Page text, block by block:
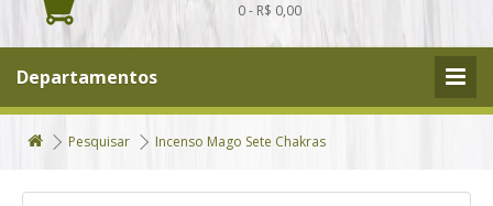
0 - R$ 0,00
Departamentos
Pesquisar Incenso Mago Sete Chakras